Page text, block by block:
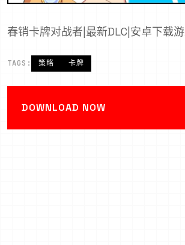
春销卡牌对战者|最新DLC|安卓下载
TAGS: 策略 卡牌
DOWNLOAD NOW